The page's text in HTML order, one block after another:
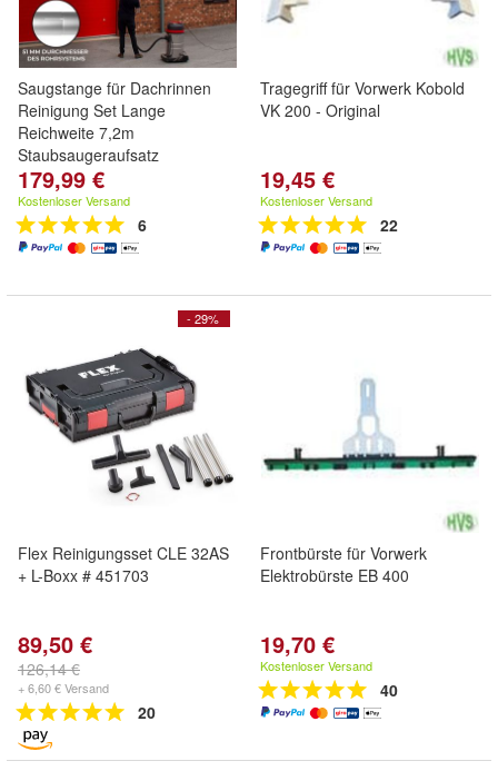
Saugstange für Dachrinnen
Reinigung Set Lange
Reichweite 7,2m
Staubsaugeraufsatz
179,99 €
Kostenloser Versand
6
Tragegriff für Vorwerk Kobold
VK 200 - Original
19,45 €
Kostenloser Versand
22
- 29%
Flex Reinigungsset CLE 32AS
+ L-Boxx # 451703
89,50 €
126,14 €
+ 6,60 € Versand
20
Frontbürste für Vorwerk
Elektrobürste EB 400
19,70 €
Kostenloser Versand
40